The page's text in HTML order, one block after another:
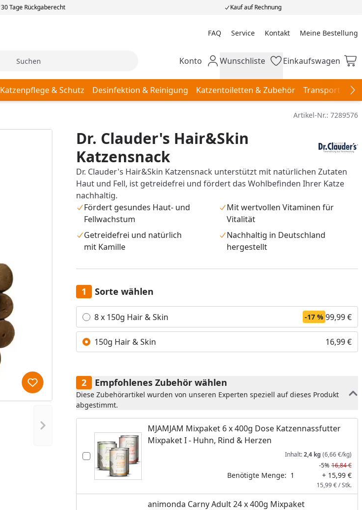
30 Tage Rückgaberecht Kauf auf Rechnung
FAQ Service Kontakt Meine Bestellung
Meine Bestellung
Mein Konto
Konto Wunschliste
Wunschliste Einkaufswagen
Einkaufswagen
Katzenpflege & Schutz Desinfektion & Reinigung Katzentoiletten & Zubehör Transport &
Artikel-Nr.: 7289576
Nächstes Bild anzeigen
Produkt zur Wunschliste hinzufügen
Dr. Clauder's Hair&Skin
Katzensnack
Dr. Clauder's Hair&Skin Katzensnack unterstützt mit natürlichen Zutaten
Haut und Fell, ist getreidefrei und fördert das Wohlbefinden Ihrer Katze
nachhaltig.
Fördert gesundes Haut- und
Fellwachstum
Mit wertvollen Vitaminen für
Vitalität
Getreidefrei und natürlich
mit Kamille
Nachhaltig in Deutschland
hergestellt
Sorte wählen
Alle anzeigen (2)
8 x 150g Hair & Skin -17 % 99,99 €
150g Hair & Skin 16,99 €
Empfohlenes Zubehör wählen
Diese Zubehörartikel wurden von unseren Experten speziell auf dieses Produkt
abgestimmt.
MJAMJAM Mixpaket 6 x 400g Dose Katzennassfutter
Mixpaket I - Huhn, Rind & Herzen
Inhalt:2,4 kg (6,66 €/kg)
-5% 16,84 €
Benötigte Menge: 1 + 15,99 €
15,99 € / Stk.
animonda Carny Adult 24 x 400g Mixpaket